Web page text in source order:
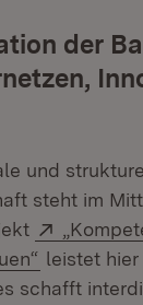
der
und
steht im
Extern:
(Öffnet in
leistet
schafft